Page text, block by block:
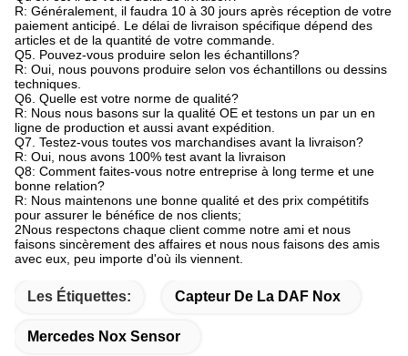
R: Généralement, il faudra 10 à 30 jours après réception de votre
paiement anticipé. Le délai de livraison spécifique dépend des
articles et de la quantité de votre commande.
Q5. Pouvez-vous produire selon les échantillons?
R: Oui, nous pouvons produire selon vos échantillons ou dessins
techniques.
Q6. Quelle est votre norme de qualité?
R: Nous nous basons sur la qualité OE et testons un par un en
ligne de production et aussi avant expédition.
Q7. Testez-vous toutes vos marchandises avant la livraison?
R: Oui, nous avons 100% test avant la livraison
Q8: Comment faites-vous notre entreprise à long terme et une
bonne relation?
R: Nous maintenons une bonne qualité et des prix compétitifs
pour assurer le bénéfice de nos clients;
2Nous respectons chaque client comme notre ami et nous
faisons sincèrement des affaires et nous nous faisons des amis
avec eux, peu importe d'où ils viennent.
Les Étiquettes: Capteur De La DAF Nox
Mercedes Nox Sensor